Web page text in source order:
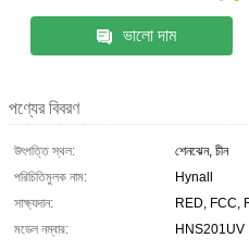
ভালো দাম
পণ্যের বিবরণ
উৎপত্তি স্থল:
শেনঝেন, চীন
পরিচিতিমুলক নাম:
Hynall
সাক্ষ্যদান:
RED, FCC,
মডেল নম্বার:
HNS201UV